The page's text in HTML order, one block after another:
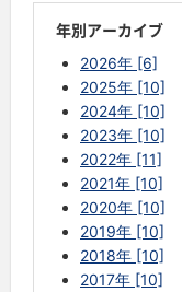
年別アーカイブ
2026年 [6]
2025年 [10]
2024年 [10]
2023年 [10]
2022年 [11]
2021年 [10]
2020年 [10]
2019年 [10]
2018年 [10]
2017年 [10]